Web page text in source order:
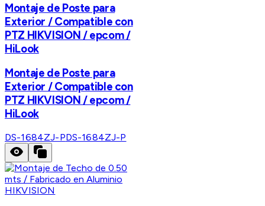
Montaje de Poste para
Exterior / Compatible con
PTZ HIKVISION / epcom /
HiLook
Montaje de Poste para
Exterior / Compatible con
PTZ HIKVISION / epcom /
HiLook
DS-1684ZJ-PDS-1684ZJ-P
HIKVISION